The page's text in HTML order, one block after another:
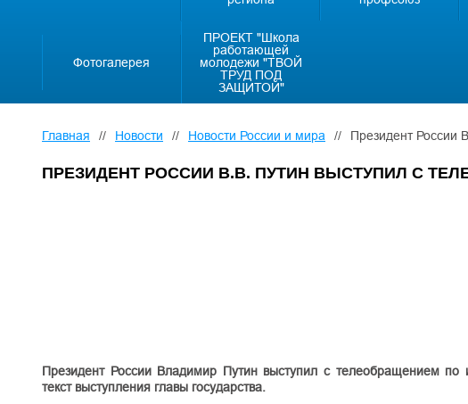
Фотогалерея
ПРОЕКТ "Школа
работающей
молодежи "ТВОЙ
ТРУД ПОД
ЗАЩИТОЙ"
Главная // Новости // Новости России и мира // Президент России
ПРЕЗИДЕНТ РОССИИ В.В. ПУТИН ВЫСТУПИЛ С
Президент России Владимир Путин выступил с телеобращением по
текст выступления главы государства.